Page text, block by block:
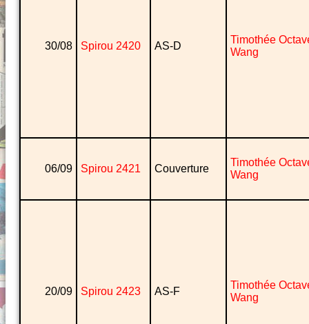
30/08 Spirou 2420 AS-D
Timothée
Wang
06/09 Spirou 2421 Couverture
Timothée
Wang
20/09 Spirou 2423 AS-F
Timothée
Wang